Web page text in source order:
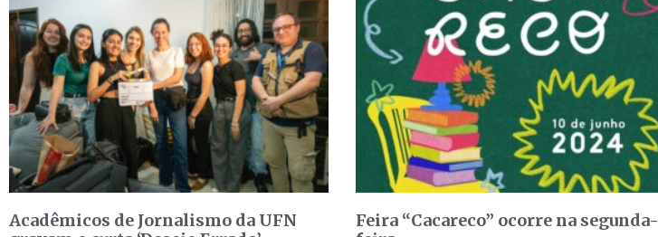
Acadêmicos de Jornalismo da UFN
Feira “Cacareco” ocorre na segunda-